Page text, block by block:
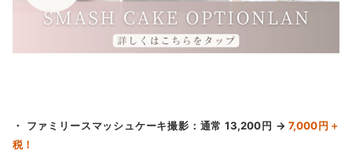
・ ファミリースマッシュケーキ撮影：通常 13,200円 →7,000円＋
税！